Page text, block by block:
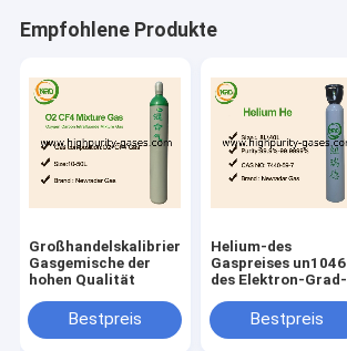
Empfohlene Produkte
Großhandelskalibrierungs-
Gasgemische der
hohen Qualität
Bestpreis
Helium-des
Gaspreises un1046
des Elektron-Grad-
Bestpreis